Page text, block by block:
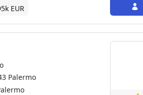
EUR
Palermo